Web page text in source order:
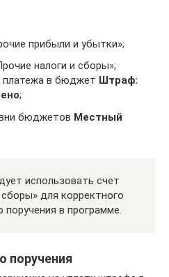
прибыли и убытки»;
налоги и сборы»;
в бюджет Штраф:
;
бюджетов Местный
использовать счет
для корректного
поручения в программе.
поручения